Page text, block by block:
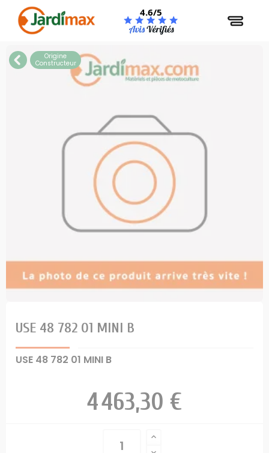
4.6/5
Origine
Constructeur
USE 48 782 01 MINI B
USE 48 782 01 MINI B
4 463,30 €
Panneau de gestion des cookies